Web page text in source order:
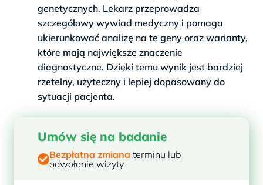
genetycznych. Lekarz przeprowadza
szczegółowy wywiad medyczny i pomaga
ukierunkować analizę na te geny oraz warianty,
które mają największe znaczenie
diagnostyczne. Dzięki temu wynik jest bardziej
rzetelny, użyteczny i lepiej dopasowany do
sytuacji pacjenta.
Umów się na badanie
Bezpłatna zmiana terminu lub
odwołanie wizyty